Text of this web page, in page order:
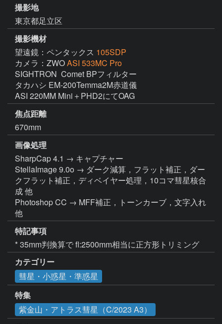
撮影地
東京都足立区
撮影機材
望遠鏡：ペンタックス 105SDP
カメラ：ZWOASI 533MC Pro
SIGHTRON  Comet BPフィルター
タカハシ EM-200Temma2M赤道儀
ASI 220MM Mini＋PHD2にてOAG
焦点距離
670mm
画像処理
SharpCap 4.1 → キャプチャー
StellaImage 9.0o → ダーク減算，フラット補正，ダー
クフラット補正，ディベイヤー処理，10コマ彗星核合
成 他
Photoshop CC → MFF補正，トーンカーブ，文字入れ
他
特記事項
* 35mm判換算で fl:2500mm相当に正方形トリミング
カテゴリー
彗星・小惑星・準惑星
特集
紫金山・アトラス彗星（C/2023 A3）